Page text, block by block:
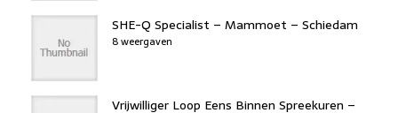
SHE-Q Specialist – Mammoet – Schiedam
8 weergaven
Vrijwilliger Loop Eens Binnen Spreekuren –